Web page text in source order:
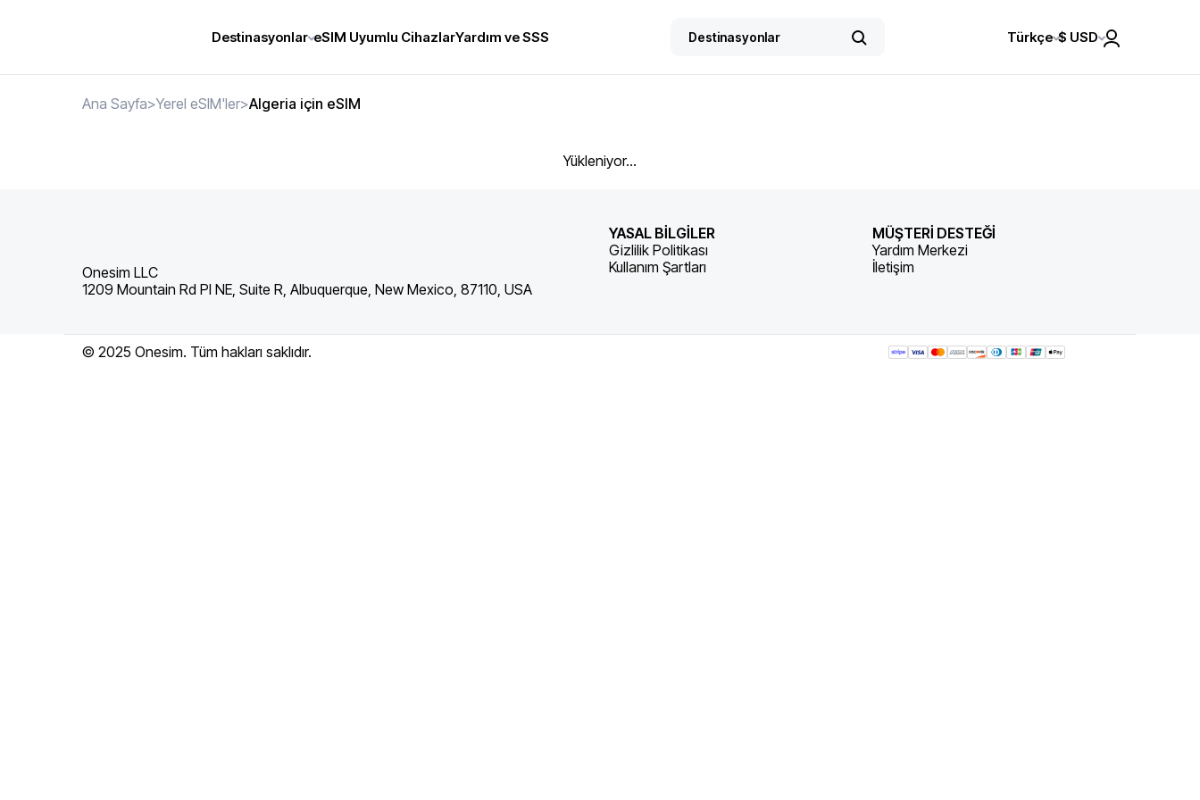
Destinasyonlar eSIM Uyumlu CihazlarYardım ve SSS Türkçe $ USD
Ana Sayfa>Yerel eSIM'ler>Algeria için eSIM
Yükleniyor...
Onesim LLC
1209 Mountain Rd Pl NE, Suite R, Albuquerque, New Mexico, 87110, USA
YASAL BİLGİLER
Gizlilik Politikası
Kullanım Şartları
MÜŞTERİ DESTEĞİ
Yardım Merkezi
İletişim
© 2025 Onesim. Tüm hakları saklıdır.